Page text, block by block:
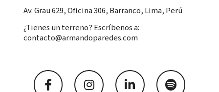
Av. Grau 629, Oficina 306, Barranco, Lima, Perú
¿Tienes un terreno? Escríbenos a:
contacto@armandoparedes.com